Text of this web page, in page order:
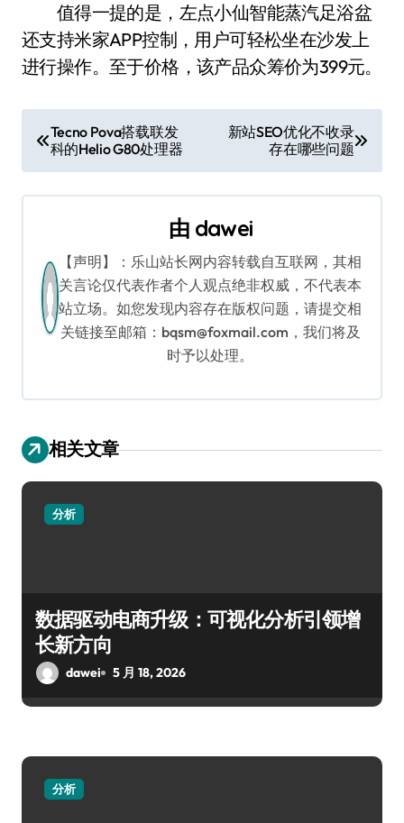
值得一提的是，左点小仙智能蒸汽足浴盆
还支持米家APP控制，用户可轻松坐在沙发上
进行操作。至于价格，该产品众筹价为399元。
文
章
导
Tecno Pova搭载联发
科的Helio G80处理器
新站SEO优化不收录
存在哪些问题
由 dawei
【声明】：乐山站长网内容转载自互联网，其相
关言论仅代表作者个人观点绝非权威，不代表本
站立场。如您发现内容存在版权问题，请提交相
关链接至邮箱：bqsm@foxmail.com，我们将及
时予以处理。
相关文章
分析
数据驱动电商升级：可视化分析引领增
长新方向
dawei 5 月 18, 2026
分析